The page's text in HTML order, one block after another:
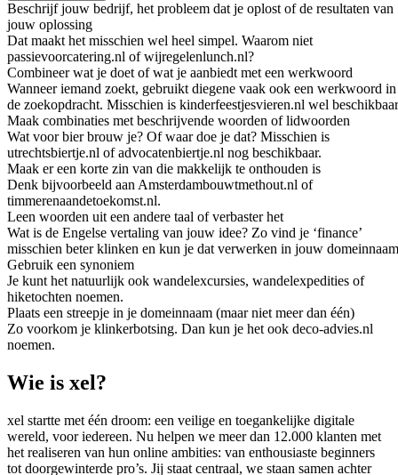
Beschrijf jouw bedrijf, het probleem dat je oplost of de resultaten van
jouw oplossing
Dat maakt het misschien wel heel simpel. Waarom niet
passievoorcatering.nl of wijregelenlunch.nl?
Combineer wat je doet of wat je aanbiedt met een werkwoord
Wanneer iemand zoekt, gebruikt diegene vaak ook een werkwoord in
de zoekopdracht. Misschien is kinderfeestjesvieren.nl wel
Maak combinaties met beschrijvende woorden of lidwoorden
Wat voor bier brouw je? Of waar doe je dat? Misschien is
utrechtsbiertje.nl of advocatenbiertje.nl nog beschikbaar.
Maak er een korte zin van die makkelijk te onthouden is
Denk bijvoorbeeld aan Amsterdambouwtmethout.nl of
timmerenaandetoekomst.nl.
Leen woorden uit een andere taal of verbaster het
Wat is de Engelse vertaling van jouw idee? Zo vind je ‘finance’
misschien beter klinken en kun je dat verwerken in jouw
Gebruik een synoniem
Je kunt het natuurlijk ook wandelexcursies, wandelexpedities of
hiketochten noemen.
Plaats een streepje in je domeinnaam (maar niet meer dan één)
Zo voorkom je klinkerbotsing. Dan kun je het ook deco-advies.nl
noemen.
Wie is xel?
xel startte met één droom: een veilige en toegankelijke digitale
wereld, voor iedereen. Nu helpen we meer dan 12.000 klanten met
het realiseren van hun online ambities: van enthousiaste beginners
tot doorgewinterde pro’s. Jij staat centraal, we staan samen achter